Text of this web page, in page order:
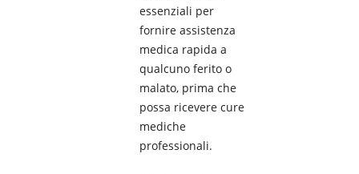
essenziali per
fornire assistenza
medica rapida a
qualcuno ferito o
malato, prima che
possa ricevere cure
mediche
professionali.